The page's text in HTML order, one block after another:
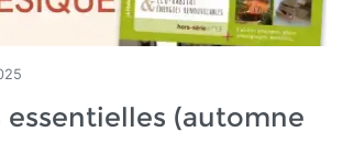
essentielles (automne